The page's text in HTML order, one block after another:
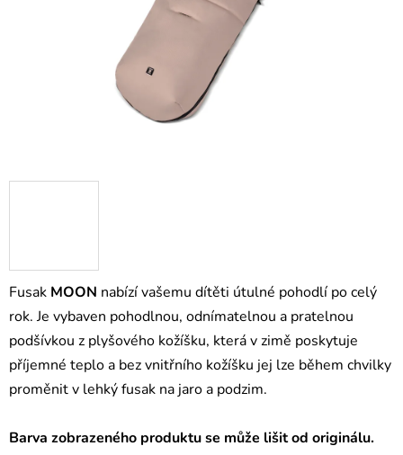
Fusak MOON nabízí vašemu dítěti útulné pohodlí po celý
rok. Je vybaven pohodlnou, odnímatelnou a pratelnou
podšívkou z plyšového kožíšku, která v zimě poskytuje
příjemné teplo a bez vnitřního kožíšku jej lze během chvilky
proměnit v lehký fusak na jaro a podzim.
Barva zobrazeného produktu se může lišit od originálu.